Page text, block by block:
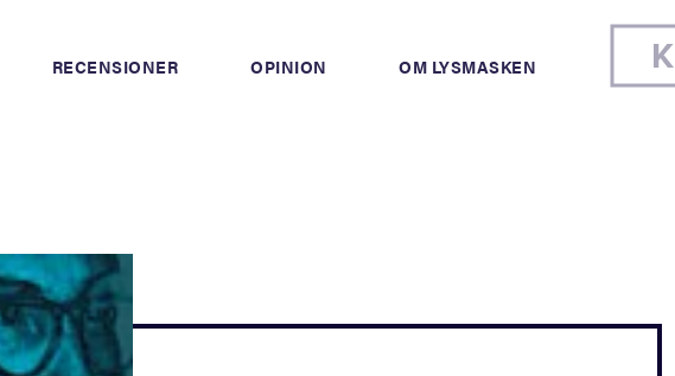
RECENSIONER OPINION OM LYSMASKEN